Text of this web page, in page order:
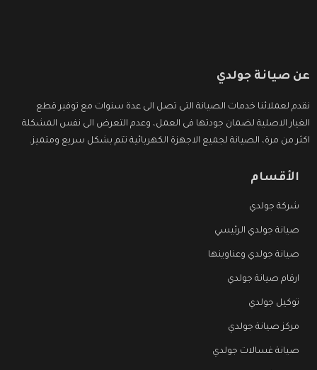
عن صيانة جولدي
نقدم لعملائنا خدمات الصيانة التى تصل الى عدة سنوات مع توفير قطع
الغيار الاصلية لضمان جودتها فى العمل، وعدم التعرض الى نفس المشكلة
اكثر من مرة، الصيانة لجميع الاجهزة الكهربائية تتم بشكل سريع ومتميز.
الأقسام
شركة جولدي
صيانة جولدي الرئيسي
صيانة جولدي وعناوينها
ارقام صيانة جولدي
توكيل جولدي
مركز صيانة جولدي
صيانة غسالات جولدي